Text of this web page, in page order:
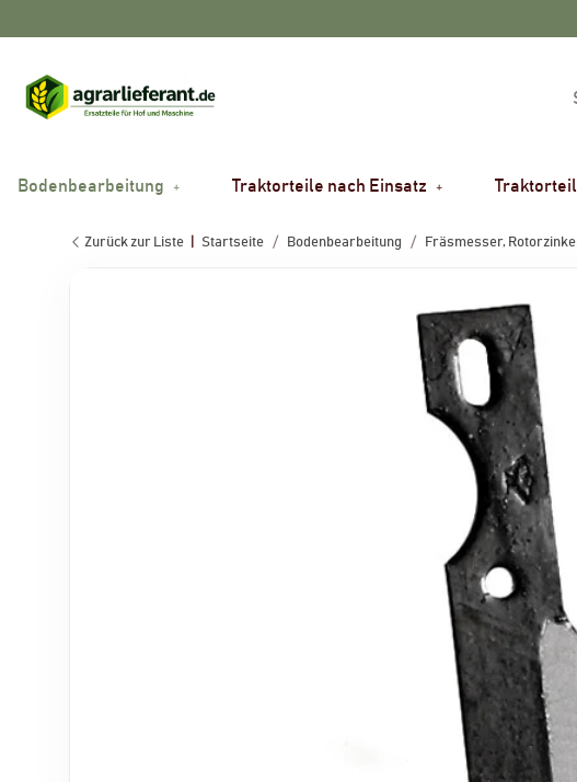
Bodenbearbeitung Traktorteile nach Einsatz
Zurück zur Liste Startseite Bodenbearbeitung Fräsmesser,